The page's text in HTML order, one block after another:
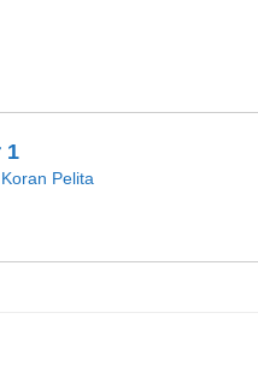
1
Koran Pelita